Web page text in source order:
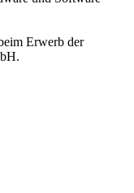
Erwerb der